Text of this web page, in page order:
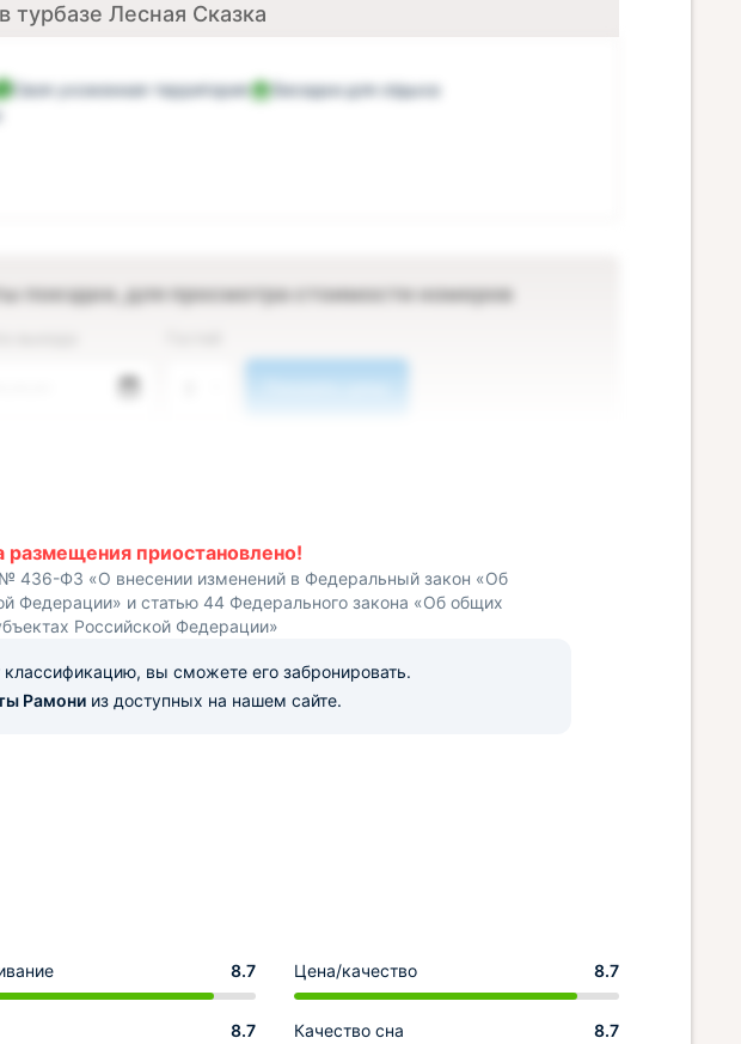
турбазе Лесная Сказка
Своя ухоженная территория
Беседки для отдыха
поездки, для просмотра стоимости номеров
размещения приостановлено!
436-ФЗ «О внесении изменений в Федеральный закон «Об
Федерации» и статью 44 Федерального закона «Об общих
Российской Федерации»
классификацию, вы сможете его забронировать.
Рамони из доступных на нашем сайте.
8.7 Цена/качество 8.7
8.7 Качество сна 8.7